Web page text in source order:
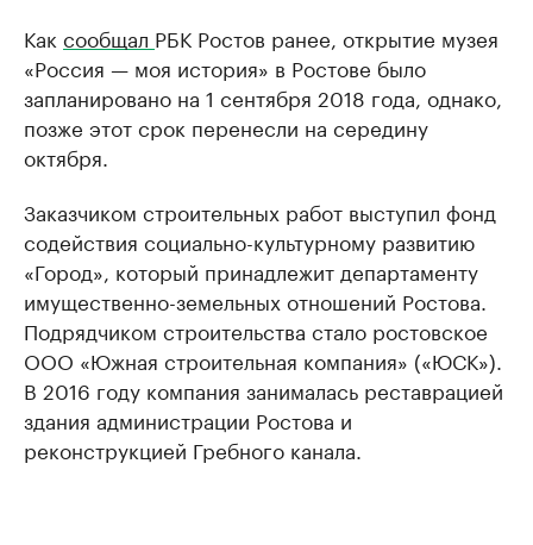
Как сообщал РБК Ростов ранее, открытие музея
«Россия — моя история» в Ростове было
запланировано на 1 сентября 2018 года, однако,
позже этот срок перенесли на середину
октября.
Заказчиком строительных работ выступил фонд
содействия социально-культурному развитию
«Город», который принадлежит департаменту
имущественно-земельных отношений Ростова.
Подрядчиком строительства стало ростовское
ООО «Южная строительная компания» («ЮСК»).
В 2016 году компания занималась реставрацией
здания администрации Ростова и
реконструкцией Гребного канала.